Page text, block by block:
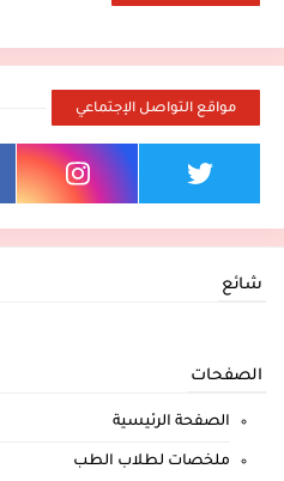
مواقع التواصل الإجتماعي
شائع
الصفحات
الصفحة الرئيسية
ملخصات لطلاب الطب